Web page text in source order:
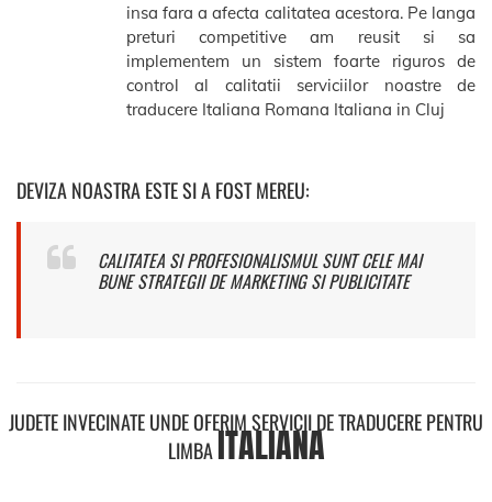
insa fara a afecta calitatea acestora. Pe langa
preturi competitive am reusit si sa
implementem un sistem foarte riguros de
control al calitatii serviciilor noastre de
traducere Italiana Romana Italiana in Cluj
DEVIZA NOASTRA ESTE SI A FOST MEREU:
CALITATEA SI PROFESIONALISMUL SUNT CELE MAI
BUNE STRATEGII DE MARKETING SI PUBLICITATE
JUDETE INVECINATE UNDE OFERIM SERVICII DE TRADUCERE PENTRU
LIMBAITALIANA